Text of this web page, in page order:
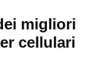
migliori
cellulari